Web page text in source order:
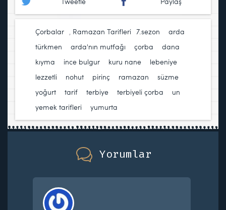
Çorbalar Ramazan Tarifleri 7.sezon
arda
türkmen
arda'nın mutfağı çorba
dana
kıyma
ince bulgur kuru nane lebeniye
lezzetli
nohut pirinç ramazan
süzme
yoğurt
tarif terbiye terbiyeli çorba un
yemek tarifleri
yumurta
Yorumlar